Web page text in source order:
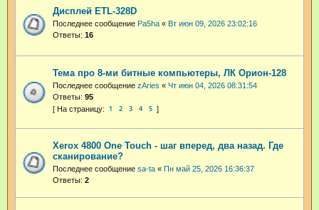
Дисплей ETL-328D
Последнее сообщение Pa5ha « Вт июн 09, 2026 23:02:16
Ответы: 16
Тема про 8-ми битные компьютеры, ЛК Орион-128
Последнее сообщение zAries « Чт июн 04, 2026 08:31:54
Ответы: 95
1 2 3 4 5
Xerox 4800 One Touch - шаг вперед, два назад. Где
сканирование?
Последнее сообщение sa-ta « Пн май 25, 2026 16:36:37
Ответы: 2